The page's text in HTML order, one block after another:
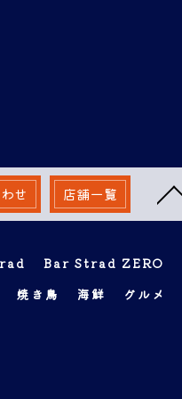
せ 店舗一覧
Bar Strad ZERO
焼き鳥 海鮮
グルメ